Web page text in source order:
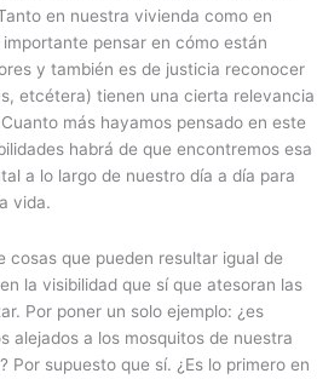
en nuestra vivienda como en
pensar en cómo están
y también es de justicia reconocer
etcétera) tienen una cierta relevancia
más hayamos pensado en este
habrá de que encontremos esa
a lo largo de nuestro día a día para
vida.
cosas que pueden resultar igual de
la visibilidad que sí que atesoran las
Por poner un solo ejemplo: ¿es
alejados a los mosquitos de nuestra
Por supuesto que sí. ¿Es lo primero en